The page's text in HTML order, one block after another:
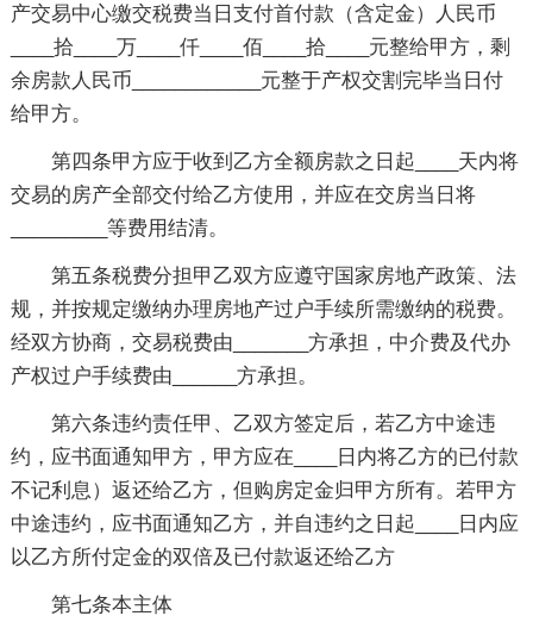
产交易中心缴交税费当日支付首付款（含定金）人民币
____拾____万____仟____佰____拾____元整给甲方，剩
余房款人民币____________元整于产权交割完毕当日付
给甲方。
第四条甲方应于收到乙方全额房款之日起____天内将
交易的房产全部交付给乙方使用，并应在交房当日将
_________等费用结清。
第五条税费分担甲乙双方应遵守国家房地产政策、法
规，并按规定缴纳办理房地产过户手续所需缴纳的税费。
经双方协商，交易税费由_______方承担，中介费及代办
产权过户手续费由______方承担。
第六条违约责任甲、乙双方签定后，若乙方中途违
约，应书面通知甲方，甲方应在____日内将乙方的已付款
不记利息）返还给乙方，但购房定金归甲方所有。若甲方
中途违约，应书面通知乙方，并自违约之日起____日内应
以乙方所付定金的双倍及已付款返还给乙方
第七条本主体